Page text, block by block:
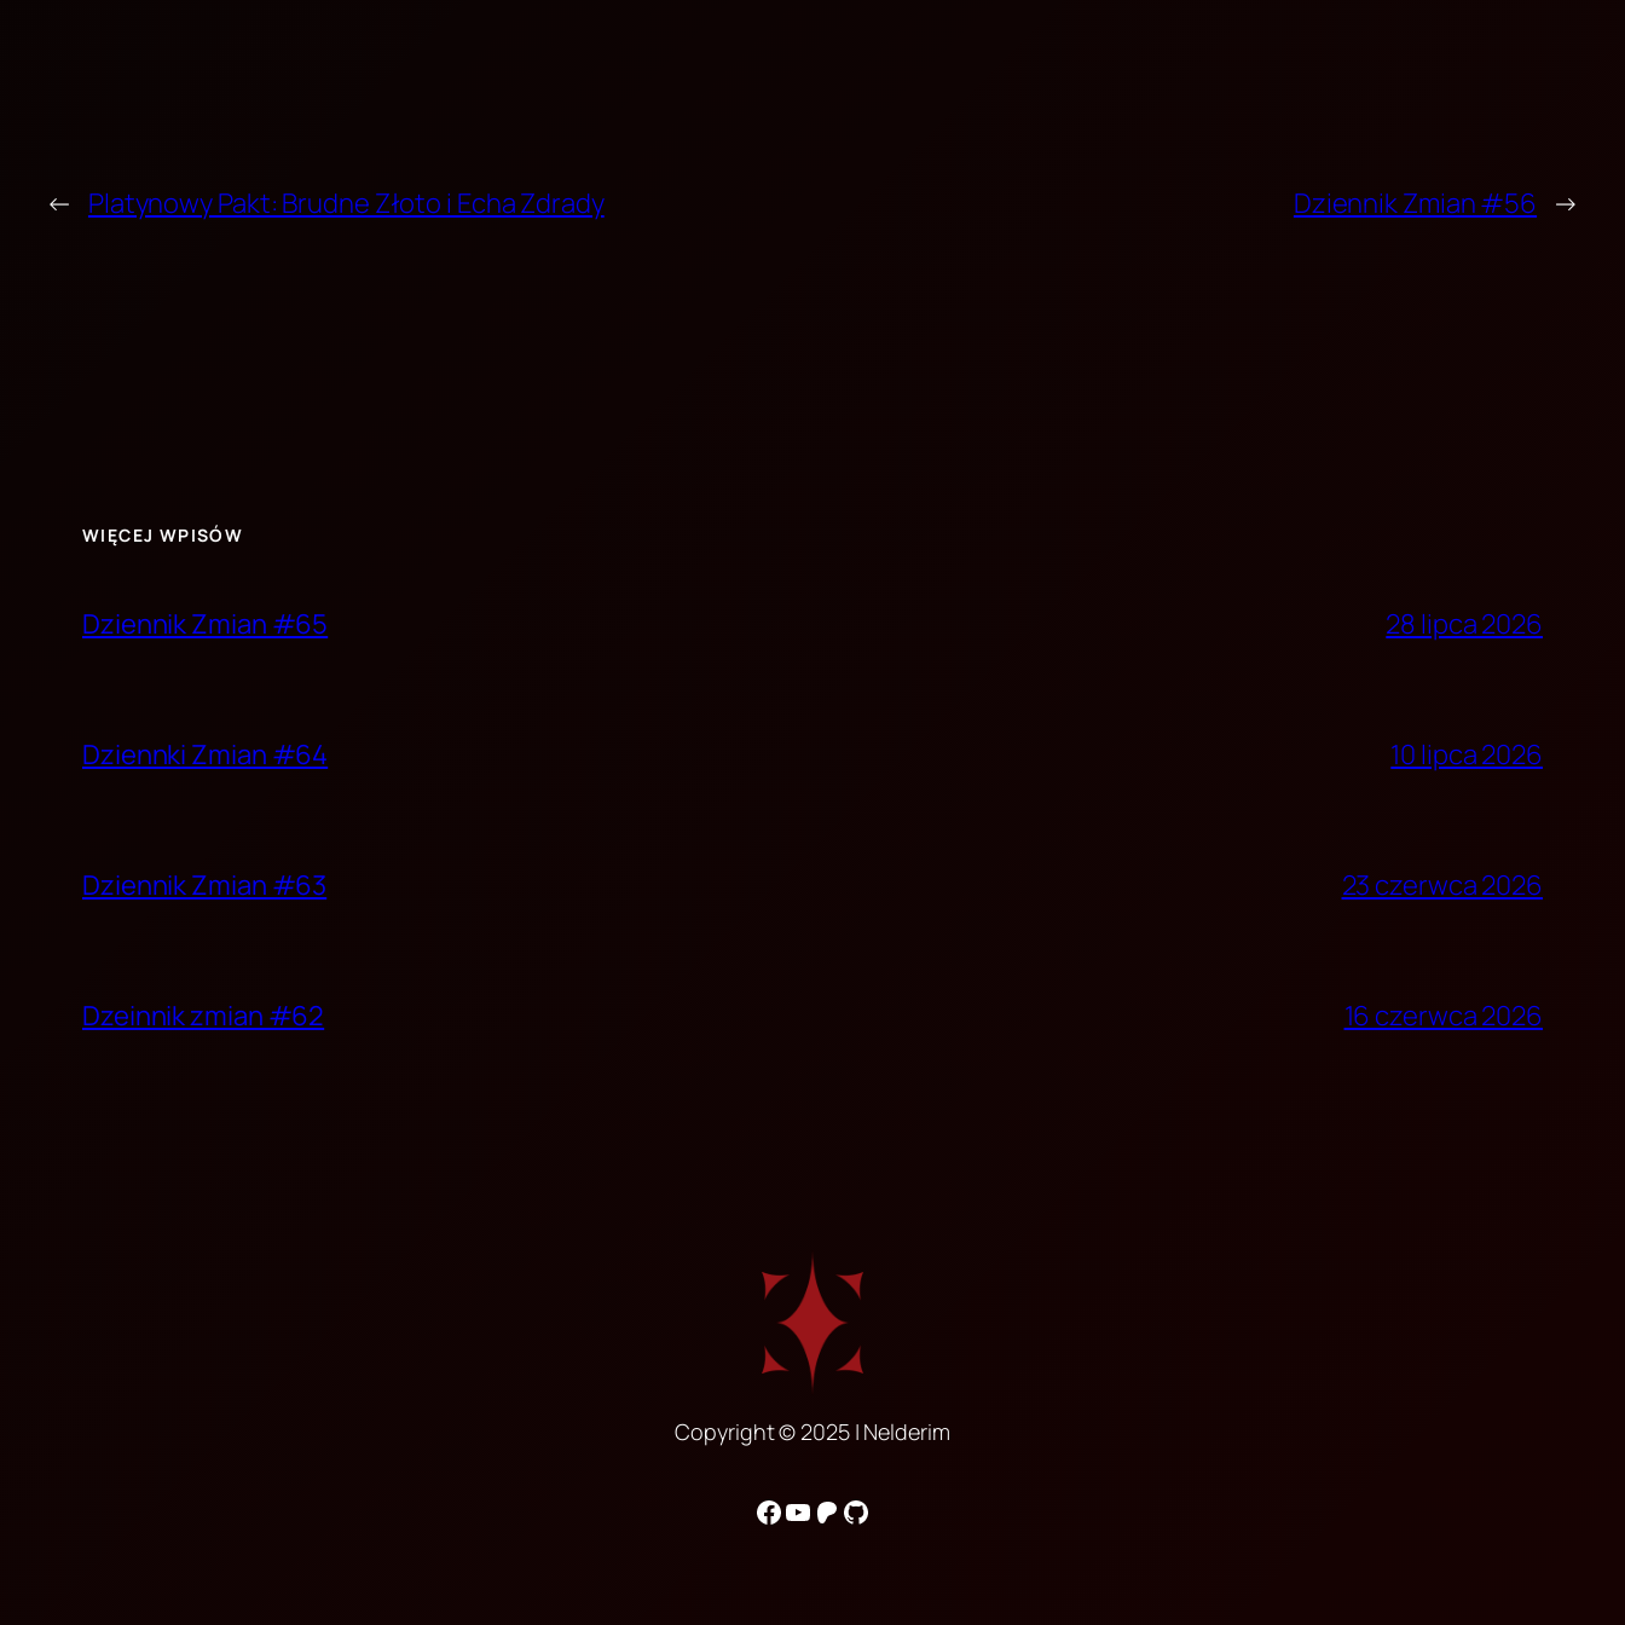
← Platynowy Pakt: Brudne Złoto i Echa Zdrady Dziennik Zmian #56 →
WIĘCEJ WPISÓW
Dziennik Zmian #65 28 lipca 2026
Dziennki Zmian #64 10 lipca 2026
Dziennik Zmian #63 23 czerwca 2026
Dzeinnik zmian #62 16 czerwca 2026
Copyright © 2025 | Nelderim
Facebook
YouTube
Patreon
GitHub